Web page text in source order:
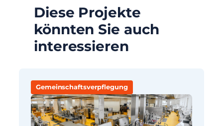
Diese Projekte
könnten Sie auch
interessieren
Gemeinschaftsverpflegung